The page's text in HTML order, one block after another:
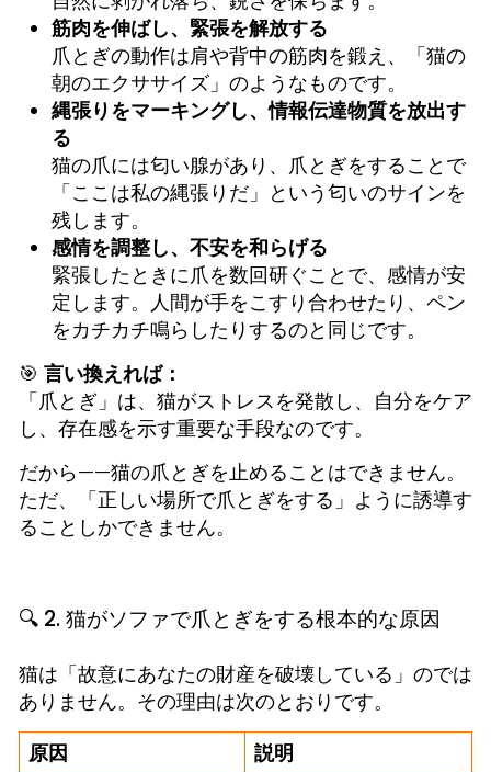
筋肉を伸ばし、緊張を解放する
爪とぎの動作は肩や背中の筋肉を鍛え、「猫の
朝のエクササイズ」のようなものです。
縄張りをマーキングし、情報伝達物質を放出す
る
猫の爪には匂い腺があり、爪とぎをすることで
「ここは私の縄張りだ」という匂いのサインを
残します。
感情を調整し、不安を和らげる
緊張したときに爪を数回研ぐことで、感情が安
定します。人間が手をこすり合わせたり、ペン
をカチカチ鳴らしたりするのと同じです。
🎯 言い換えれば：
「爪とぎ」は、猫がストレスを発散し、自分をケア
し、存在感を示す重要な手段なのです。
だから——猫の爪とぎを止めることはできません。
ただ、「正しい場所で爪とぎをする」ように誘導す
ることしかできません。
🔍 2. 猫がソファで爪とぎをする根本的な原因
猫は「故意にあなたの財産を破壊している」のでは
ありません。その理由は次のとおりです。
原因
説明